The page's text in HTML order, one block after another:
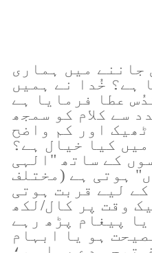
جاننے میں ہماری
ہے؟ خُدا نے ہمیں
عطا فرمایا ہے
سے کلام کو سمجھ
اور کم واضح
کیا خیال ہے؟
کے ساتھ "الہی
ہوتی ہے (مختلف
لیے قربت ہوتی
وقت پر کال/لکھ
پیغام پڑھ رہے
ہو یا ابہام